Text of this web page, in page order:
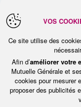
VOS
Ce site utilise des
Afin d’améliorer votre
Mutuelle Générale et
cookies pour mesurer
proposer des publicités